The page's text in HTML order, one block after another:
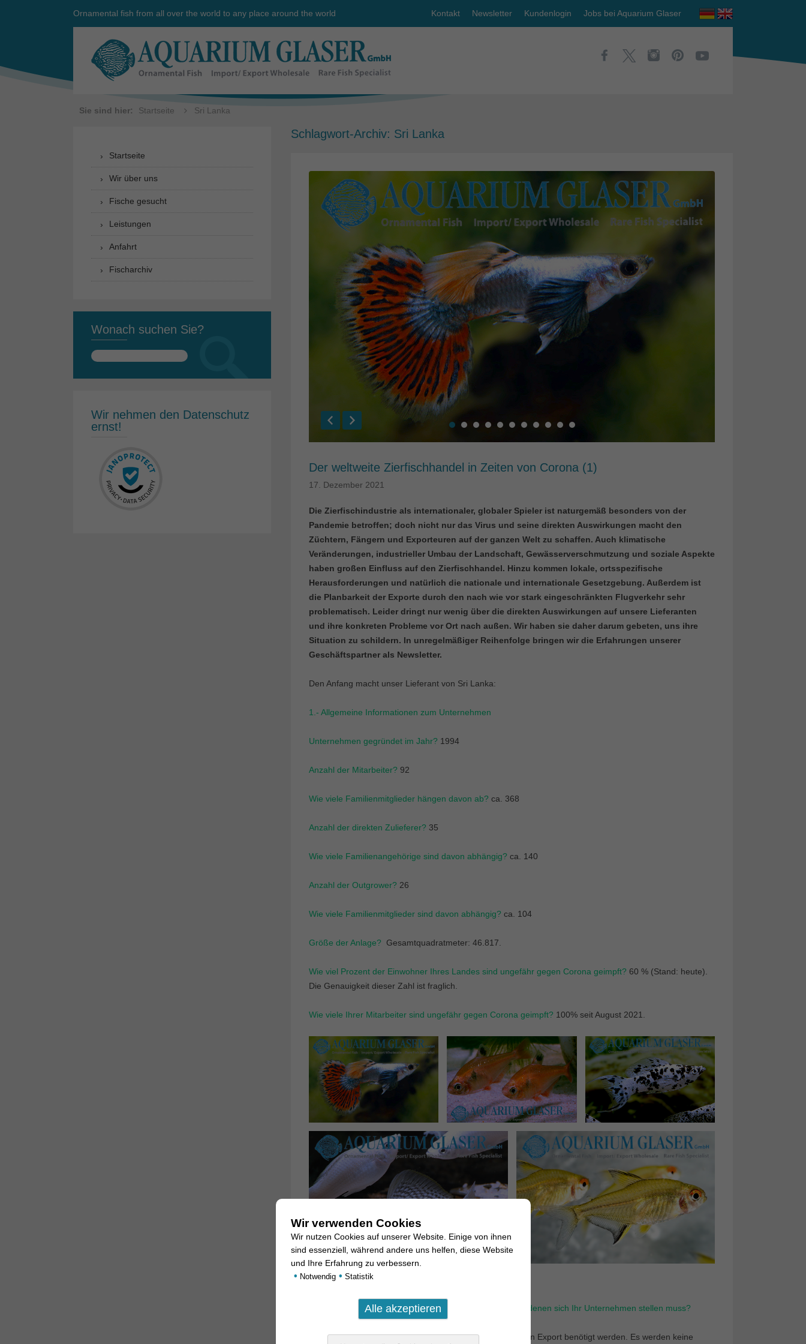
Ornamental fish from all over the world to any place around the world Kontakt Newsletter Kundenlogin Jobs bei Aquarium Glaser
Sie sind hier: Startseite Sri Lanka
Schlagwort-Archiv: Sri Lanka
Der weltweite Zierfischhandel in Zeiten von Corona (1)
17. Dezember 2021
Die Zierfischindustrie als internationaler, globaler Spieler ist naturgemäß besonders von der
Pandemie betroffen; doch nicht nur das Virus und seine direkten Auswirkungen macht den
Züchtern, Fängern und Exporteuren auf der ganzen Welt zu schaffen. Auch klimatische
Veränderungen, industrieller Umbau der Landschaft, Gewässerverschmutzung und soziale Aspekte
haben großen Einfluss auf den Zierfischhandel. Hinzu kommen lokale, ortsspezifische
Herausforderungen und natürlich die nationale und internationale Gesetzgebung. Außerdem ist
die Planbarkeit der Exporte durch den nach wie vor stark eingeschränkten Flugverkehr sehr
problematisch. Leider dringt nur wenig über die direkten Auswirkungen auf unsere Lieferanten
und ihre konkreten Probleme vor Ort nach außen. Wir haben sie daher darum gebeten, uns ihre
Situation zu schildern. In unregelmäßiger Reihenfolge bringen wir die Erfahrungen unserer
Geschäftspartner als Newsletter.
Den Anfang macht unser Lieferant von Sri Lanka:
1.- Allgemeine Informationen zum Unternehmen
Unternehmen gegründet im Jahr? 1994
Anzahl der Mitarbeiter? 92
Wie viele Familienmitglieder hängen davon ab? ca. 368
Anzahl der direkten Zulieferer? 35
Wie viele Familienangehörige sind davon abhängig? ca. 140
Anzahl der Outgrower? 26
Wie viele Familienmitglieder sind davon abhängig? ca. 104
Größe der Anlage? Gesamtquadratmeter: 46.817.
Wie viel Prozent der Einwohner Ihres Landes sind ungefähr gegen Corona geimpft? 60 % (Stand: heute).
Die Genauigkeit dieser Zahl ist fraglich.
Wie viele Ihrer Mitarbeiter sind ungefähr gegen Corona geimpft? 100% seit August 2021.
Typische Fische, die wir von Sri Lanka beziehen
2.- Welches sind derzeit die größten Herausforderungen, denen sich Ihr Unternehmen stellen muss?
Antwort: Wir züchten und ziehen alle Fische auf, die für den Export benötigt werden. Es werden keine
Startseite
Wir über uns
Fische gesucht
Leistungen
Anfahrt
Fischarchiv
Wonach suchen Sie?
Suchen
Wir nehmen den Datenschutz
ernst!
Wir verwenden Cookies
Wir nutzen Cookies auf unserer Website. Einige von ihnen
sind essenziell, während andere uns helfen, diese Website
und Ihre Erfahrung zu verbessern.
• Notwendig • Statistik